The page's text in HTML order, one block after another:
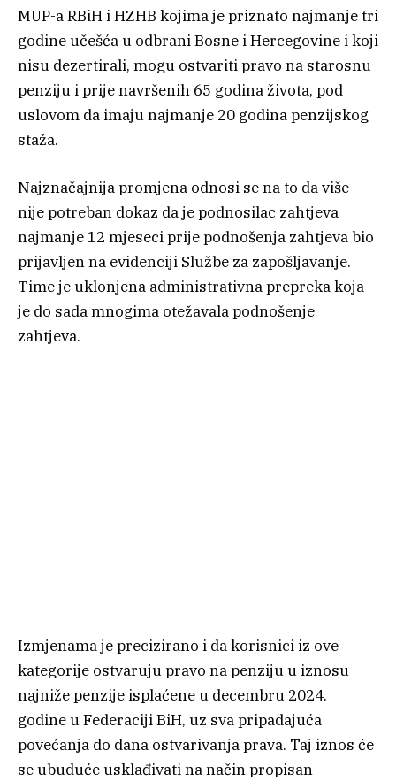
MUP-a RBiH i HZHB kojima je priznato najmanje tri
godine učešća u odbrani Bosne i Hercegovine i koji
nisu dezertirali, mogu ostvariti pravo na starosnu
penziju i prije navršenih 65 godina života, pod
uslovom da imaju najmanje 20 godina penzijskog
staža.
Najznačajnija promjena odnosi se na to da više
nije potreban dokaz da je podnosilac zahtjeva
najmanje 12 mjeseci prije podnošenja zahtjeva bio
prijavljen na evidenciji Službe za zapošljavanje.
Time je uklonjena administrativna prepreka koja
je do sada mnogima otežavala podnošenje
zahtjeva.
Izmjenama je precizirano i da korisnici iz ove
kategorije ostvaruju pravo na penziju u iznosu
najniže penzije isplaćene u decembru 2024.
godine u Federaciji BiH, uz sva pripadajuća
povećanja do dana ostvarivanja prava. Taj iznos će
se ubuduće usklađivati na način propisan